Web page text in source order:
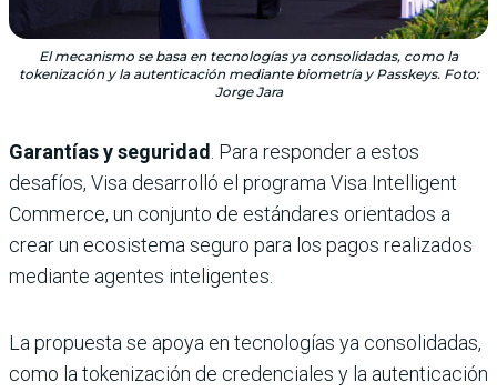
El mecanismo se basa en tecnologías ya consolidadas, como la
tokenización y la autenticación mediante biometría y Passkeys. Foto:
Jorge Jara
Garantías y seguridad. Para responder a estos
desafíos, Visa desarrolló el programa Visa Intelligent
Commerce, un conjunto de estándares orientados a
crear un ecosistema seguro para los pagos realizados
mediante agentes inteligentes.
La propuesta se apoya en tecnologías ya consolidadas,
como la tokenización de credenciales y la autenticación